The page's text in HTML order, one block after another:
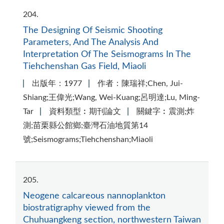
204
The Designing Of Seismic Shooting
Parameters, And The Analysis And
Interpretation Of The Seismograms In The
Tiehchenshan Gas Field, Miaoli
出版年：1977
作者：陳瑞祥;Chen, Jui-
Shiang;王偉光;Wang, Wei-Kuang;呂明達;Lu, Ming-
Tar
資料類型︰期刊論文
關鍵字︰震測;炸
測;苗栗縣公館鄉;臺灣石油地質第14
號;Seismograms;Tiehchenshan;Miaoli
205
Neogene calcareous nannoplankton
biostratigraphy viewed from the
Chuhuangkeng section, northwestern Taiwan